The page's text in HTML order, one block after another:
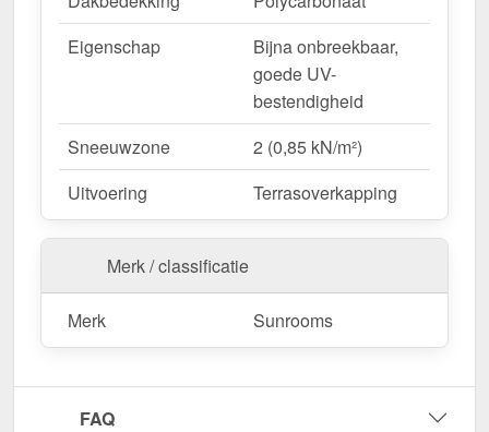
Eigenschap
Bijna onbreekbaar,
goede UV-
bestendigheid
Sneeuwzone
2 (0,85 kN/m²)
Uitvoering
Terrasoverkapping
Merk / classificatie
Merk Sunrooms
FAQ